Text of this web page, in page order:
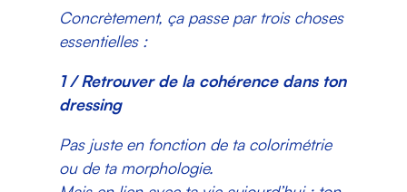
Concrètement, ça passe par trois choses
essentielles :
1 / Retrouver de la cohérence dans ton
dressing
Pas juste en fonction de ta colorimétrie
ou de ta morphologie.